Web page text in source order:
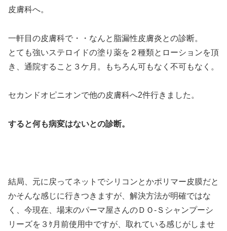
皮膚科へ。
一軒目の皮膚科で・・なんと脂漏性皮膚炎との診断。
とても強いステロイドの塗り薬を２種類とローションを頂
き、通院すること３ケ月。もちろん可もなく不可もなく。
セカンドオピニオンで他の皮膚科へ2件行きました。
すると何も病変はないとの診断。
結局、元に戻ってネットでシリコンとかポリマー皮膜だと
かそんな感じに行きつきますが、解決方法が明確ではな
く、今現在、場末のパーマ屋さんのＤＯ-Ｓシャンプーシ
リーズを３ｹ月前使用中ですが、取れている感じがしませ